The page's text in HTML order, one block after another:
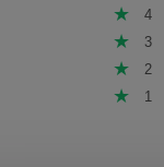
4
3
2
1